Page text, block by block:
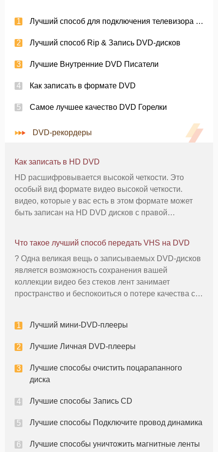
Лучший способ для подключения телевизора к DVD-рекордер
Лучший способ Rip & Запись DVD-дисков
Лучшие Внутренние DVD Писатели
Как записать в формате DVD
Самое лучшее качество DVD Горелки
DVD-рекордеры
Как записать в HD DVD
HD расшифровывается высокой четкости. Это
особый вид формате видео высокой четкости.
видео, которые у вас есть в этом формате может
быть записан на HD DVD дисков с правой
бесплатно на экспериментальной основе в течение
Что такое лучший способ передать VHS на DVD
? Одна великая вещь о записываемых DVD-дисков
является возможность сохранения вашей
коллекции видео без стеков лент занимает
пространство и беспокоиться о потере качества с
различных способов передачи VHS фильмы DVD,
Лучший мини-DVD-плееры
Лучшие Личная DVD-плееры
Лучшие способы очистить поцарапанного
диска
Лучшие способы Запись CD
Лучшие способы Подключите провод динамика
Лучшие способы уничтожить магнитные ленты